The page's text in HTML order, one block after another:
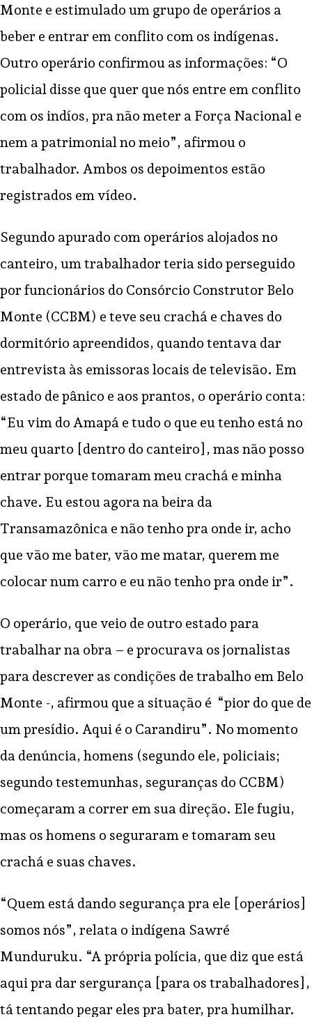
Monte e estimulado um grupo de operários a
beber e entrar em conflito com os indígenas.
Outro operário confirmou as informações: “O
policial disse que quer que nós entre em conflito
com os indíos, pra não meter a Força Nacional e
nem a patrimonial no meio”, afirmou o
trabalhador. Ambos os depoimentos estão
registrados em vídeo.
Segundo apurado com operários alojados no
canteiro, um trabalhador teria sido perseguido
por funcionários do Consórcio Construtor Belo
Monte (CCBM) e teve seu crachá e chaves do
dormitório apreendidos, quando tentava dar
entrevista às emissoras locais de televisão. Em
estado de pânico e aos prantos, o operário conta:
“Eu vim do Amapá e tudo o que eu tenho está no
meu quarto [dentro do canteiro], mas não posso
entrar porque tomaram meu crachá e minha
chave. Eu estou agora na beira da
Transamazônica e não tenho pra onde ir, acho
que vão me bater, vão me matar, querem me
colocar num carro e eu não tenho pra onde ir”.
O operário, que veio de outro estado para
trabalhar na obra – e procurava os jornalistas
para descrever as condições de trabalho em Belo
Monte -, afirmou que a situação é “pior do que de
um presídio. Aqui é o Carandiru”. No momento
da denúncia, homens (segundo ele, policiais;
segundo testemunhas, seguranças do CCBM)
começaram a correr em sua direção. Ele fugiu,
mas os homens o seguraram e tomaram seu
crachá e suas chaves.
“Quem está dando segurança pra ele [operários]
somos nós”, relata o indígena Sawré
Munduruku. “A própria polícia, que diz que está
aqui pra dar sergurança [para os trabalhadores],
tá tentando pegar eles pra bater, pra humilhar.